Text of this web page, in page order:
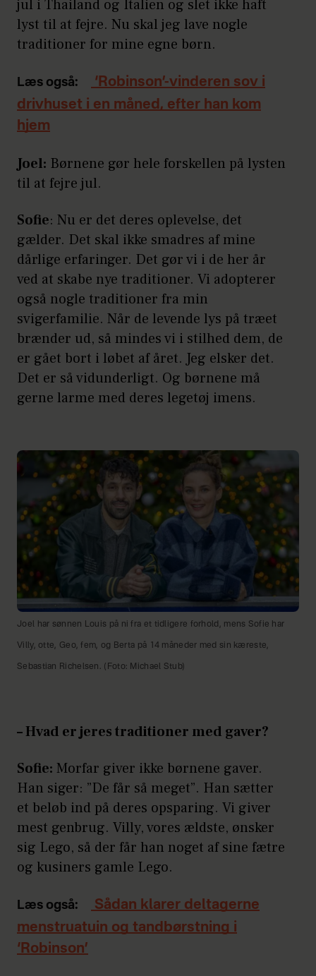
jul i Thailand og Italien og slet ikke haft
lyst til at fejre. Nu skal jeg lave nogle
traditioner for mine egne børn.
Læs også:
‘Robinson’-vinderen sov i
drivhuset i en måned, efter han kom
hjem
Joel: Børnene gør hele forskellen på lysten
til at fejre jul.
Sofie: Nu er det deres oplevelse, det
gælder. Det skal ikke smadres af mine
dårlige erfaringer. Det gør vi i de her år
ved at skabe nye traditioner. Vi adopterer
også nogle traditioner fra min
svigerfamilie. Når de levende lys på træet
brænder ud, så mindes vi i stilhed dem, de
er gået bort i løbet af året. Jeg elsker det.
Det er så vidunderligt. Og børnene må
gerne larme med deres legetøj imens.
Joel har sønnen Louis på ni fra et tidligere forhold, mens Sofie har
Villy, otte, Geo, fem, og Berta på 14 måneder med sin kæreste,
Sebastian Richelsen. (Foto: Michael Stub)
– Hvad er jeres traditioner med gaver?
Sofie: Morfar giver ikke børnene gaver.
Han siger: ”De får så meget”. Han sætter
et beløb ind på deres opsparing. Vi giver
mest genbrug. Villy, vores ældste, ønsker
sig Lego, så der får han noget af sine fætre
og kusiners gamle Lego.
Læs også:
Sådan klarer deltagerne
menstruatuin og tandbørstning i
‘Robinson’